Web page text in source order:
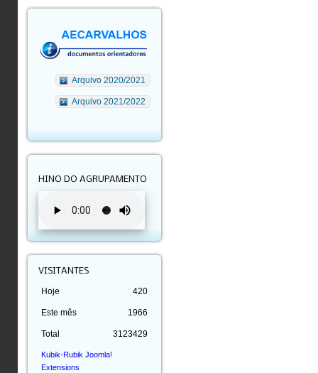
Arquivo 2020/2021
Arquivo 2021/2022
HINO DO AGRUPAMENTO
VISITANTES
Hoje 420
Este mês 1966
Total 3123429
Kubik-Rubik Joomla!
Extensions